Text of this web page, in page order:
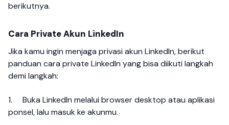
berikutnya.
Cara Private Akun LinkedIn
Jika kamu ingin menjaga privasi akun LinkedIn, berikut
panduan cara private LinkedIn yang bisa diikuti langkah
demi langkah:
1. Buka LinkedIn melalui browser desktop atau aplikasi
ponsel, lalu masuk ke akunmu.